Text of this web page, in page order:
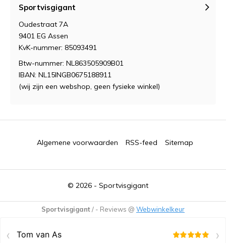
Sportvisgigant
Oudestraat 7A
9401 EG Assen
KvK-nummer: 85093491
Btw-nummer: NL863505909B01
IBAN: NL15INGB0675188911
(wij zijn een webshop, geen fysieke winkel)
© 2026 - Sportvisgigant
Algemene voorwaarden RSS-feed Sitemap
Sportvisgigant/ - Reviews @ Webwinkelkeur